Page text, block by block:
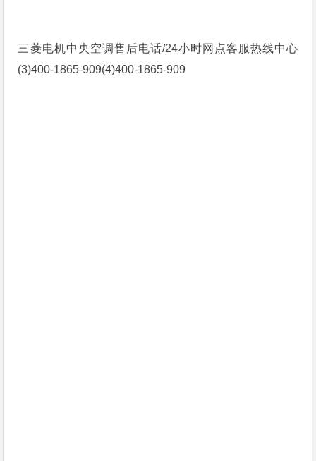
三菱电机中央空调售后电话/24小时网点客服热线中心
(3)400-1865-909(4)400-1865-909